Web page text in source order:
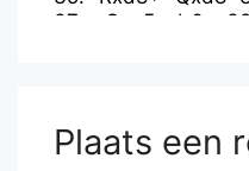
37.
Qxe5 b6
Plaats een